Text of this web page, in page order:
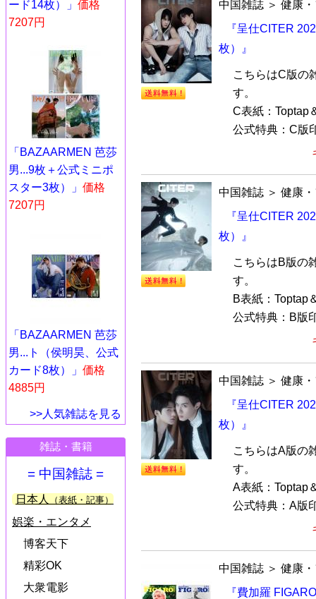
ード14枚）」 価格
7207円
「BAZAARMEN 芭莎
男...9枚＋公式ミニポ
スター3枚）」 価格
7207円
「BAZAARMEN 芭莎
男...ト（侯明昊、公式
カード8枚）」 価格
4885円
>>人気雑誌を見る
雑誌・書籍
= 中国雑誌 =
日本人 （表紙・記事）
娯楽・エンタメ
博客天下
精彩OK
大衆電影
中国雑誌 ＞ 健康
『呈仕CITER
枚）』
こちらはC版の
す。
C表紙：
公式特典：C版
中国雑誌 ＞ 健康
『呈仕CITER
枚）』
こちらはB版の
す。
B表紙：
公式特典：B版
中国雑誌 ＞ 健康
『呈仕CITER
枚）』
こちらはA版の
す。
A表紙：
公式特典：A版
中国雑誌 ＞ 健康
『費加羅